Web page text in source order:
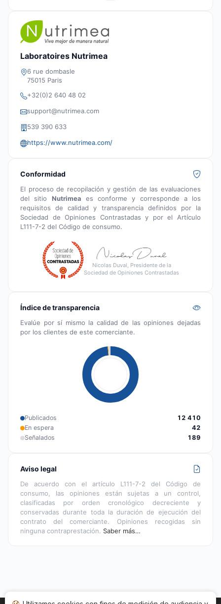
Laboratoires Nutrimea
6 rue dombasle
75015 Paris
+32(0)2 640 48 02
support@nutrimea.com
539 390 633
https://www.nutrimea.com/
Conformidad
El proceso de recopilación y gestión de las evaluaciones
del sitio Nutrimea es conforme y corresponde a los
requisitos de calidad y transparencia definidos por la
Sociedad de Opiniones Contrastadas y por el Artículo
L111-7-2 del Código de consumo.
Nicolas Duval, Presidente de la
Sociedad de Opiniones Contrastadas
Índice de transparencia
Evalúe por sí mismo la calidad de las opiniones dejadas
por los clientes de este comerciante.
Publicados
12 410
En espera
42
Señalados
189
Aviso legal
De acuerdo con el artículo L111-7-2 del Código de
consumo, las opiniones están sujetas a un control,
clasificadas por orden cronológico decreciente y
conservadas durante toda la duración de ejecución del
contrato del comerciante. Opiniones recogidas sin
ninguna contraprestación. Saber más…